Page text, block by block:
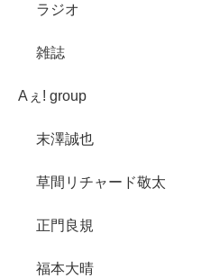
ラジオ
雑誌
Aぇ! group
末澤誠也
草間リチャード敬太
正門良規
福本大晴